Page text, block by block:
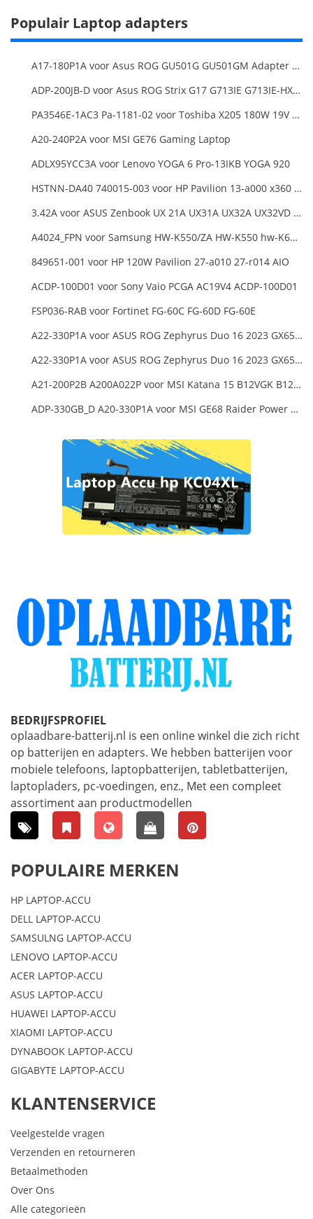
Populair Laptop adapters
A17-180P1A voor Asus ROG GU501G GU501GM Adapter Power Supply
ADP-200JB-D voor Asus ROG Strix G17 G713IE G713IE-HX002W
PA3546E-1AC3 Pa-1181-02 voor Toshiba X205 180W 19V 9.5A Laptop DC Charger Power Supply
A20-240P2A voor MSI GE76 Gaming Laptop
ADLX95YCC3A voor Lenovo YOGA 6 Pro-13IKB YOGA 920
HSTNN-DA40 740015-003 voor HP Pavilion 13-a000 x360 11-h000 x2 Series 19.5v 45w 2.31a Blue Charger+Cord
3.42A voor ASUS Zenbook UX 21A UX31A UX32A UX32VD Series Ultrabook Models
A4024_FPN voor Samsung HW-K550/ZA HW-K550 hw-K650 Soundbar
849651-001 voor HP 120W Pavilion 27-a010 27-r014 AIO
ACDP-100D01 voor Sony Vaio PCGA AC19V4 ACDP-100D01
FSP036-RAB voor Fortinet FG-60C FG-60D FG-60E
A22-330P1A voor ASUS ROG Zephyrus Duo 16 2023 GX650PY
A22-330P1A voor ASUS ROG Zephyrus Duo 16 2023 GX650PY
A21-200P2B A200A022P voor MSI Katana 15 B12VGK B12VFK B12VEK
ADP-330GB_D A20-330P1A voor MSI GE68 Raider Power Supply
BEDRIJFSPROFIEL
oplaadbare-batterij.nl is een online winkel die zich richt
op batterijen en adapters. We hebben batterijen voor
mobiele telefoons, laptopbatterijen, tabletbatterijen,
laptopladers, pc-voedingen, enz., Met een compleet
assortiment aan productmodellen
POPULAIRE MERKEN
HP LAPTOP-ACCU
DELL LAPTOP-ACCU
SAMSULNG LAPTOP-ACCU
LENOVO LAPTOP-ACCU
ACER LAPTOP-ACCU
ASUS LAPTOP-ACCU
HUAWEI LAPTOP-ACCU
XIAOMI LAPTOP-ACCU
DYNABOOK LAPTOP-ACCU
GIGABYTE LAPTOP-ACCU
KLANTENSERVICE
Veelgestelde vragen
Verzenden en retourneren
Betaalmethoden
Over Ons
Alle categorieën